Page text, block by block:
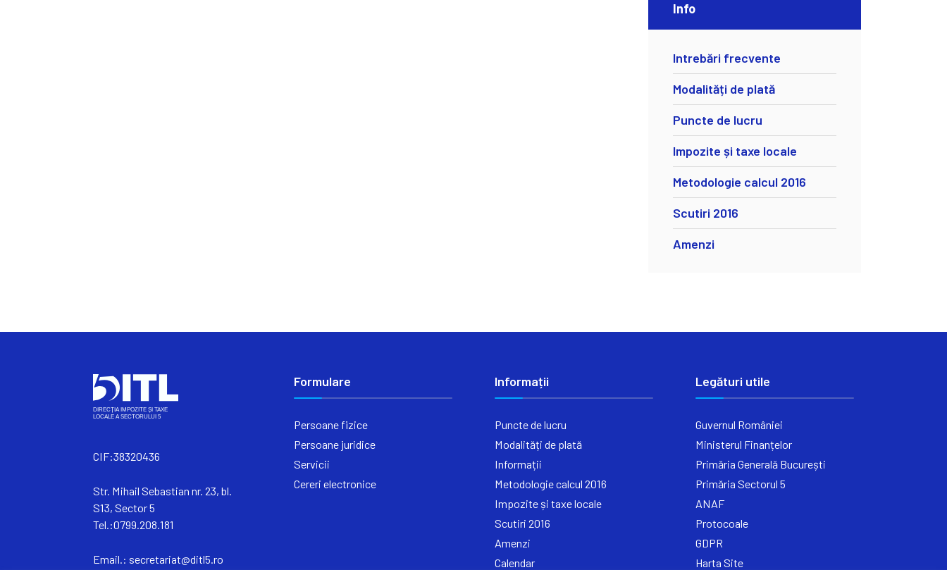
Info
Intrebări frecvente
Modalități de plată
Puncte de lucru
Impozite și taxe locale
Metodologie calcul 2016
Scutiri 2016
Amenzi
CIF:38320436
Str. Mihail Sebastian nr. 23, bl.
S13, Sector 5
Tel.:0799.208.181
Email.: secretariat@ditl5.ro
Formulare
Persoane fizice
Persoane juridice
Servicii
Cereri electronice
Informații
Puncte de lucru
Modalități de plată
Informații
Metodologie calcul 2016
Impozite și taxe locale
Scutiri 2016
Amenzi
Calendar
Legături utile
Guvernul României
Ministerul Finanțelor
Primăria Generală București
Primăria Sectorul 5
ANAF
Protocoale
GDPR
Harta Site